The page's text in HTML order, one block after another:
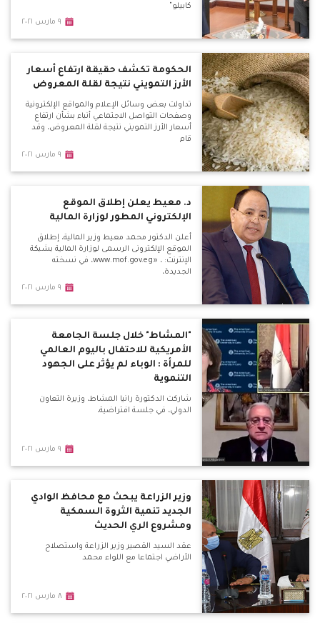
كابيلو"
٩ مارس ٢٠٢١
الحكومة تكشف حقيقة ارتفاع أسعار
الأرز التمويني نتيجة لقلة المعروض
تداولت بعض وسائل الإعلام والمواقع الإلكترونية
وصفحات التواصل الاجتماعي أنباء بشأن ارتفاع
أسعار الأرز التمويني نتيجة لقلة المعروض، وقد
قام
٩ مارس ٢٠٢١
د. معيط يعلن إطلاق الموقع
الإلكتروني المطور لوزارة المالية
أعلن الدكتور محمد معيط وزير المالية، إطلاق
الموقع الإلكترونى الرسمى لوزارة المالية بشبكة
الإنترنت: ، «www.mof.gov.eg، في نسخته
الجديدة،
٩ مارس ٢٠٢١
"المشاط" خلال جلسة الجامعة
الأمريكية للاحتفال باليوم العالمي
للمرأة : الوباء لم يؤثر على الجهود
التنموية
شاركت الدكتورة رانيا المشاط، وزيرة التعاون
الدولي، في جلسة افتراضية،
٩ مارس ٢٠٢١
وزير الزراعة يبحث مع محافظ الوادي
الجديد تنمية الثروة السمكية
ومشروع الري الحديث
عقد السيد القصير وزير الزراعة واستصلاح
الأراضي اجتماعا مع اللواء محمد
٨ مارس ٢٠٢١